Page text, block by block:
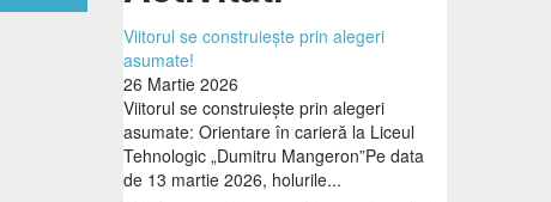
Viitorul se construiește prin alegeri
asumate!
26 Martie 2026
Viitorul se construiește prin alegeri
asumate: Orientare în carieră la Liceul
Tehnologic „Dumitru Mangeron”Pe data
de 13 martie 2026, holurile...